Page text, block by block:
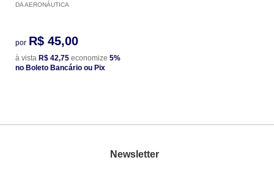
DA AERONÁUTICA
por R$ 45,00
à vista R$ 42,75 economize 5%
no Boleto Bancário ou Pix
Newsletter